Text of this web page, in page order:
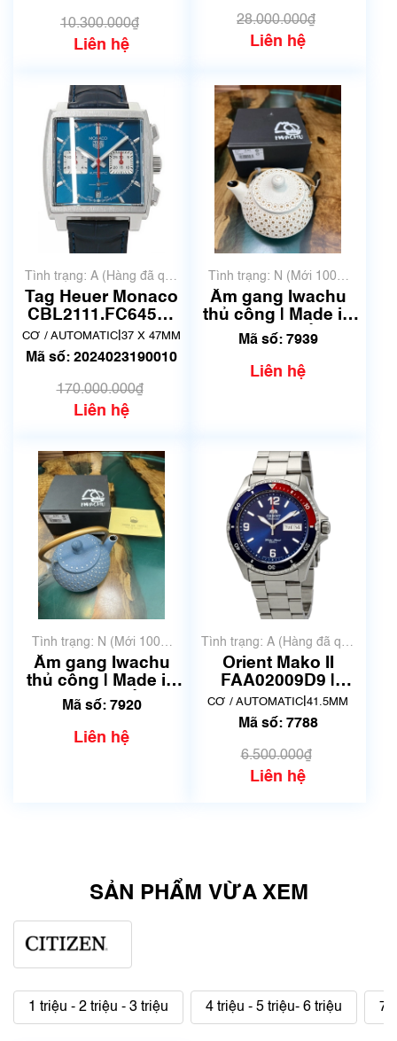
10.300.000₫
Liên hệ
28.000.000₫
Liên hệ
Tình trạng: A (Hàng đã qua
sử dụng nhưng rất đẹp,
không có xước)
Tag Heuer Monaco
CBL2111.FC6453 |
Đã qua sử dụng
lướt
CƠ / AUTOMATIC 37 X 47MM
Mã số: 2024023190010
170.000.000₫
Liên hệ
Tình trạng: N (Mới 100%
chưa qua sử dụng)
Ấm gang Iwachu
thủ công | Made in
Japan | Mã số 7939
Mã số: 7939
Liên hệ
Tình trạng: N (Mới 100%
chưa qua sử dụng)
Ấm gang Iwachu
thủ công | Made in
Japan | Mã số 7920
Mã số: 7920
Liên hệ
Tình trạng: A (Hàng đã qua
sử dụng nhưng rất đẹp,
không có xước)
Orient Mako II
FAA02009D9 |
AA02-C5-B | Made
in Japnan | Mã số
CƠ / AUTOMATIC 41.5MM
Mã số: 7788
6.500.000₫
Liên hệ
SẢN PHẨM VỪA XEM
1 triệu - 2 triệu - 3 triệu 4 triệu - 5 triệu- 6 triệu 7